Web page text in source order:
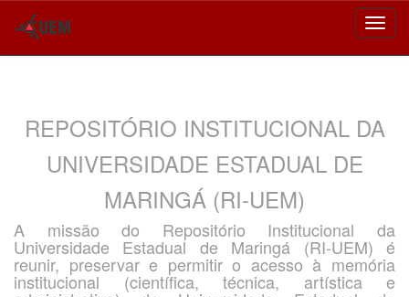
REPOSITÓRIO INSTITUCIONAL DA
UNIVERSIDADE ESTADUAL DE
MARINGÁ (RI-UEM)
A missão do Repositório Institucional da
Universidade Estadual de Maringá (RI-UEM) é
reunir, preservar e permitir o acesso à memória
institucional (científica, técnica, artística e